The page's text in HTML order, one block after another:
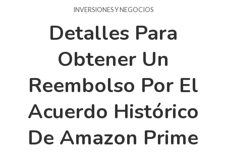
INVERSIONES Y NEGOCIOS
Detalles Para
Obtener Un
Reembolso Por El
Acuerdo Histórico
De Amazon Prime